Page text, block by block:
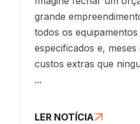
grande
todos os equipamentos
especificados e,
custos extras que
...
LER NOTÍCIA